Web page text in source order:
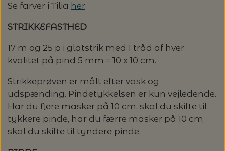
Se farver i Tilia her
STRIKKEFASTHED
17 m og 25 p i glatstrik med 1 tråd af hver
kvalitet på pind 5 mm = 10 x 10 cm.
Strikkeprøven er målt efter vask og
udspænding. Pindetykkelsen er kun vejledende.
Har du flere masker på 10 cm, skal du skifte til
tykkere pinde, har du færre masker på 10 cm,
skal du skifte til tyndere pinde.